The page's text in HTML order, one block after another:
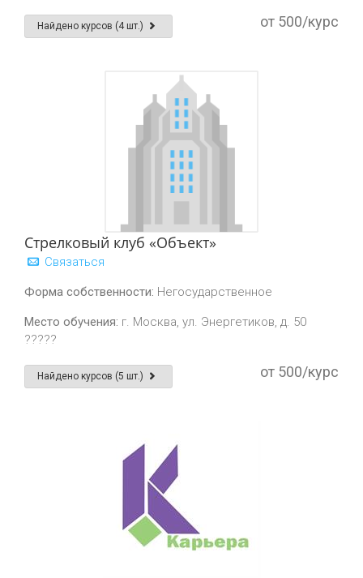
Найдено курсов (4 шт.) от 500/курс
Стрелковый клуб «Объект»
Связаться
Форма собственности: Негосударственное
Место обучения: г. Москва, ул. Энергетиков, д. 50
?????
Найдено курсов (5 шт.) от 500/курс